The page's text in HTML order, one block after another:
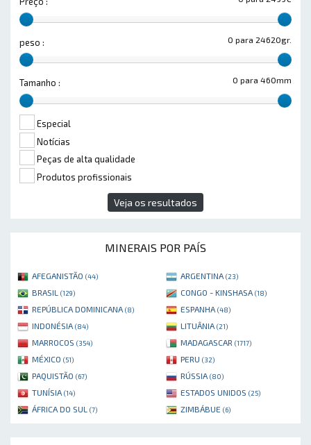
0 para 24620gr.
peso :
0 para 460mm
Tamanho :
Especial
Notícias
Peças de alta qualidade
Produtos profissionais
Veja os resultados
MINERAIS POR PAÍS
AFEGANISTÃO (44) ARGENTINA (23)
BRASIL (129) CONGO - KINSHASA (18)
REPÚBLICA DOMINICANA (8) ESPANHA (48)
INDONÉSIA (84) LITUÂNIA (21)
MARROCOS (354) MADAGASCAR (1717)
MÉXICO (51) PERU (32)
PAQUISTÃO (67) RÚSSIA (80)
TUNÍSIA (14) ESTADOS UNIDOS (25)
ÁFRICA DO SUL (7) ZIMBÁBUE (6)